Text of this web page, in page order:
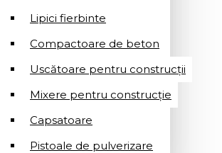
Lipici fierbinte
Compactoare de beton
Uscătoare pentru construcții
Mixere pentru construcție
Capsatoare
Pistoale de pulverizare